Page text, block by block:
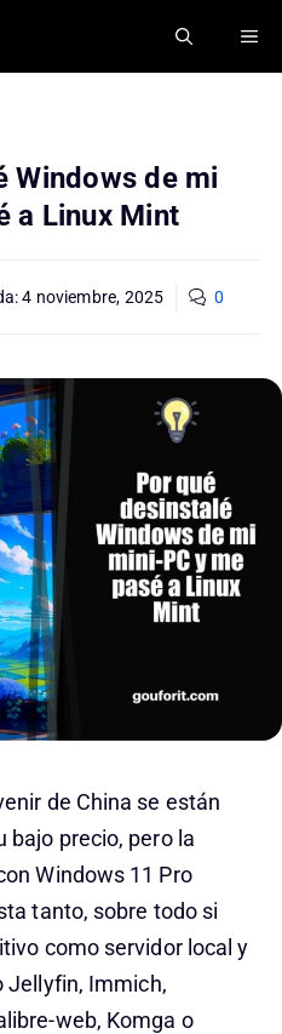
Windows de mi
a Linux Mint
4 noviembre, 2025 0
de China se están
bajo precio, pero la
Windows 11 Pro
tanto, sobre todo si
como servidor local y
Jellyfin, Immich,
web, Komga o